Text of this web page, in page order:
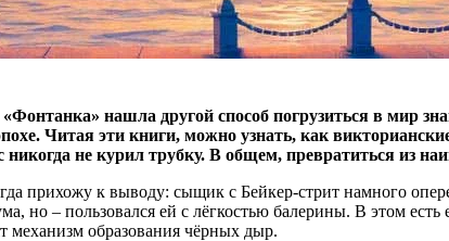
нашла другой способ погрузиться в мир
Читая эти книги, можно узнать, как
не курил трубку. В общем, превратиться из
прихожу к выводу: сыщик с Бейкер-стрит намного
но – пользовался ей с лёгкостью балерины. В этом
механизм образования чёрных дыр.